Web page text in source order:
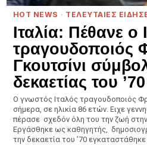
HOT NEWS · ΤΕΛΕΥΤΑΙΕΣ
Ιταλία: Πέθανε ο
τραγουδοποιός
Γκουτσίνι
δεκαετίας του ’70
Ο γνωστός Ιταλός τραγουδοποιός
σήμερα, σε ηλικία 86 ετών. Ειχε
πέρασε σχεδόν όλη του την ζωή στην
Εργάσθηκε ως καθηγητής,
την δεκαετία του ’70 εγκαταστάθηκε